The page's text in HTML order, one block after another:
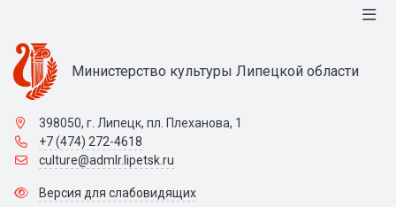
Министерство культуры Липецкой области
398050, г. Липецк, пл. Плеханова, 1
+7 (474) 272-4618
culture@admlr.lipetsk.ru
Версия для слабовидящих